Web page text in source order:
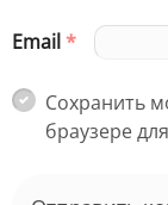
Email*
Сохранить
браузере